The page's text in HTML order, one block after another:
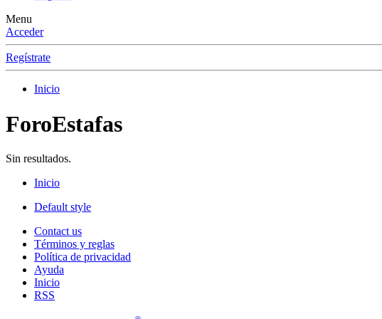
Menu
Acceder
Regístrate
Inicio
ForoEstafas
Sin resultados.
Inicio
Default style
Contact us
Términos y reglas
Política de privacidad
Ayuda
Inicio
RSS